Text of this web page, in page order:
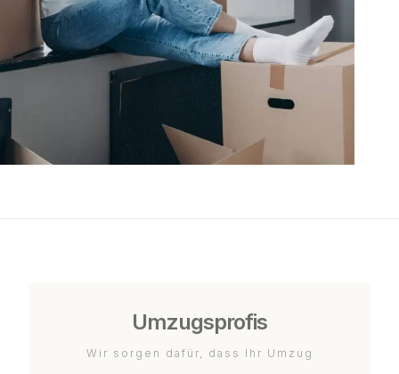
Umzugsprofis
Wir sorgen dafür, dass Ihr Umzug